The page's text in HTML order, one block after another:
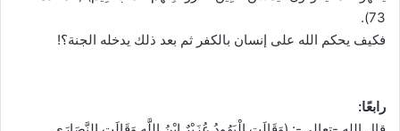
73).
فكيف يحكم الله على إنسان بالكفر ثم بعد ذلك يدخله الجنة؟!
رابعًا: